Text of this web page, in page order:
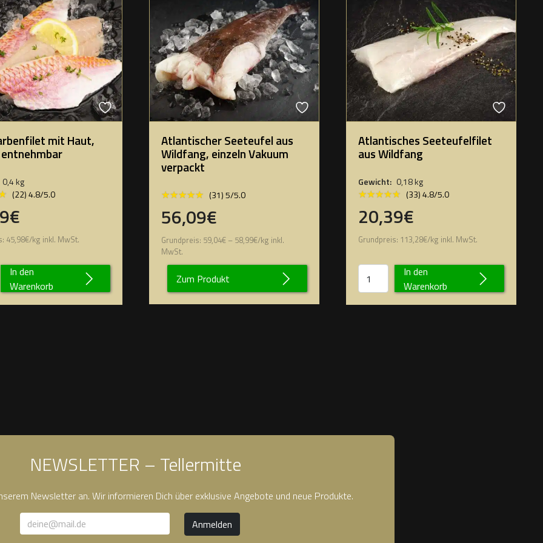
mit Haut,
0,4 kg
(22) 4.8/5.0
45,98€/kg inkl. MwSt.
In den
Warenkorb
Atlantischer Seeteufel aus
Wildfang, einzeln Vakuum
verpackt
★★★★★
★★★★★ (31) 5/5.0
56,09€
Grundpreis: 59,04€ – 58,99€/kg inkl.
MwSt.
Zum Produkt
Atlantisches Seeteufelfilet
aus Wildfang
Gewicht: 0,18 kg
★★★★★
★★★★★ (33) 4.8/5.0
20,39€
Grundpreis: 113,28€/kg inkl. MwSt.
In den
Warenkorb
NEWSLETTER – Tellermitte
Newsletter an. Wir informieren Dich über exklusive Angebote und neue Produkte.